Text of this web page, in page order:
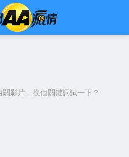
EN 🇯🇵日本語
影片，換個關鍵詞試一下？